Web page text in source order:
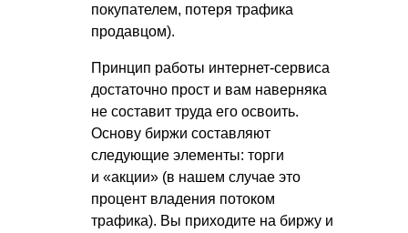
покупателем, потеря трафика
продавцом).
Принцип работы интернет-сервиса
достаточно прост и вам наверняка
не составит труда его освоить.
Основу биржи составляют
следующие элементы: торги
и «акции» (в нашем случае это
процент владения потоком
трафика). Вы приходите на биржу и